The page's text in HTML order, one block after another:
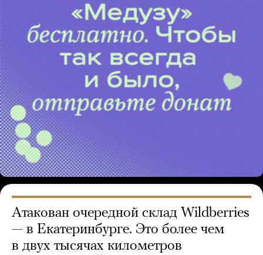
Атакован очередной склад Wildberries
— в Екатеринбурге. Это более чем
в двух тысячах километров